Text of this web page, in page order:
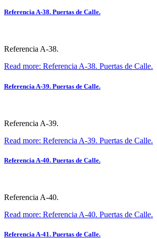
Referencia A-38. Puertas de Calle.
Referencia A-38.
Read more: Referencia A-38. Puertas de Calle.
Referencia A-39. Puertas de Calle.
Referencia A-39.
Read more: Referencia A-39. Puertas de Calle.
Referencia A-40. Puertas de Calle.
Referencia A-40.
Read more: Referencia A-40. Puertas de Calle.
Referencia A-41. Puertas de Calle.